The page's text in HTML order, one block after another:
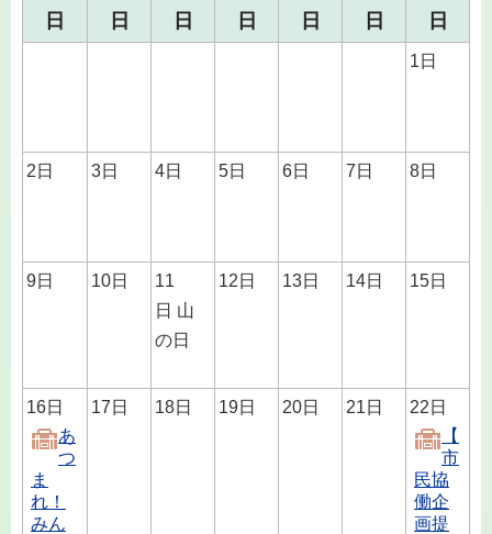
日
日
日
日
日
日
日
1日
2日 3日 4日 5日 6日 7日 8日
9日 10日
11
日 山
の日
12日 13日 14日 15日
16日
あ
つ
ま
れ！
みん
17日 18日 19日 20日 21日
22日
【
市
民協
働企
画提